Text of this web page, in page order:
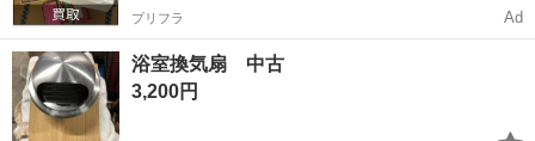
プリフラ Ad
浴室換気扇 中古
3,200円